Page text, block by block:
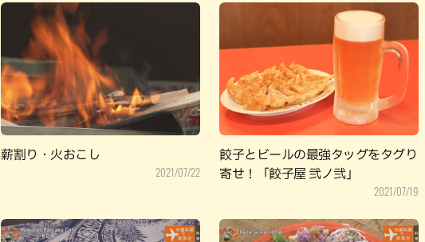
薪割り・火おこし
2021/07/22
餃子とビールの最強タッグをタグり
寄せ！「餃子屋 弐ノ弐」
2021/07/19